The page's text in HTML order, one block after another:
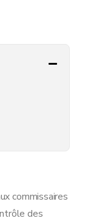
commissaires
des